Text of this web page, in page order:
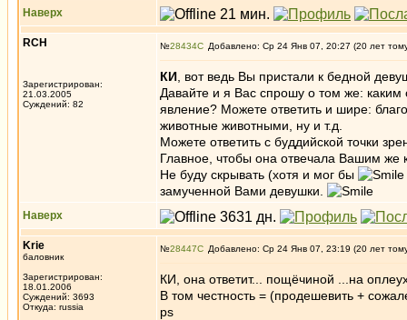
Наверх
RCH
Зарегистрирован:
21.03.2005
Суждений: 82
№28434 Добавлено: Ср 24 Янв 07, 20:27 (20 лет
КИ , вот ведь Вы пристали к бедной
Давайте и я Вас спрошу о том же:
явление? Можете ответить и шире:
животные животными, ну и т.д.
Можете ответить с буддийской точки
Главное, чтобы она отвечала Вашим
Не буду скрывать (хотя и мог бы
замученной Вами девушки.
Наверх
Krie
баловник
Зарегистрирован:
18.01.2006
Суждений: 3693
Откуда: russia
№28447 Добавлено: Ср 24 Янв 07, 23:19 (20 лет
КИ, она ответит... пощёчиной ...на
В том честность = (продешевить +
ps